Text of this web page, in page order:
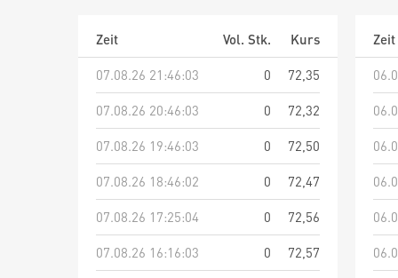
Zeit Vol. Stk.
Kurs
07.08.26 21:46:03
0
72,35
07.08.26 20:46:03
0
72,32
07.08.26 19:46:03
0
72,50
07.08.26 18:46:02
0
72,47
07.08.26 17:25:04
0
72,56
07.08.26 16:16:03
0
72,57
Zeit